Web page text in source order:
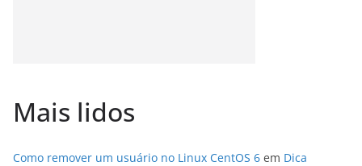
Mais lidos
Como remover um usuário no Linux CentOS 6 em Dica